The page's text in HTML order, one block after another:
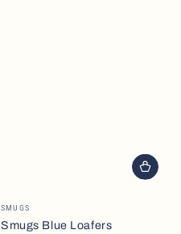
Brand
SMUGS
Smugs Blue Loafers